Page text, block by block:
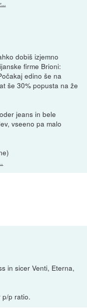
dobiš izjemno
firme Brioni:
edino še na
še 30% popusta na že
jeans in bele
vseeno pa malo
in sicer Venti, Eterna,
p/p ratio.